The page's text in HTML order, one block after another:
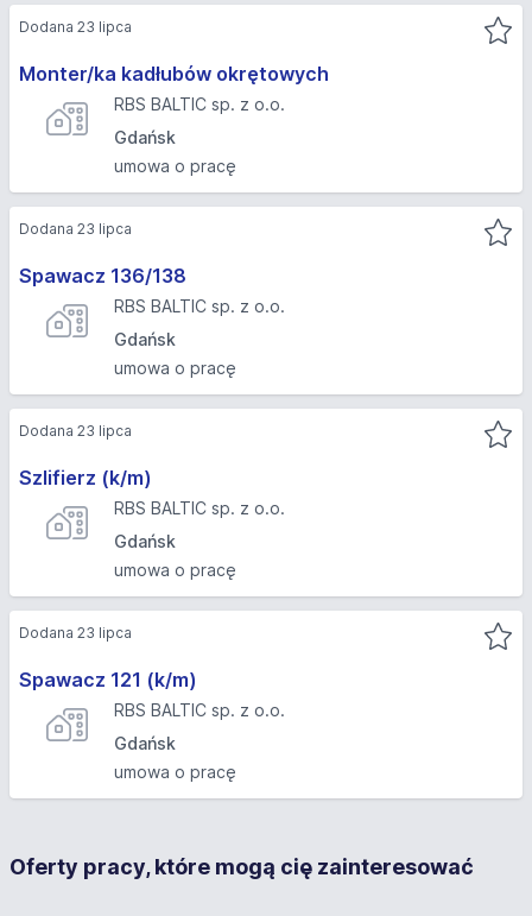
Monter/ka kadłubów okrętowych
RBS BALTIC sp. z o.o.
Gdańsk
umowa o pracę
Dodana 23 lipca
Spawacz 136/138
RBS BALTIC sp. z o.o.
Gdańsk
umowa o pracę
Dodana 23 lipca
Szlifierz (k/m)
RBS BALTIC sp. z o.o.
Gdańsk
umowa o pracę
Dodana 23 lipca
Spawacz 121 (k/m)
RBS BALTIC sp. z o.o.
Gdańsk
umowa o pracę
Dodana 23 lipca
Oferty pracy, które mogą cię zainteresować